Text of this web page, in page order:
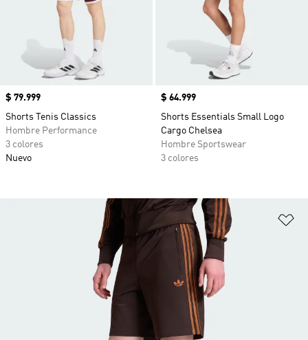
Precio
$ 79.999
Shorts Tenis Classics
Hombre Performance
3 colores
Nuevo
Precio
$ 64.999
Shorts Essentials Small Logo
Cargo Chelsea
Hombre Sportswear
3 colores